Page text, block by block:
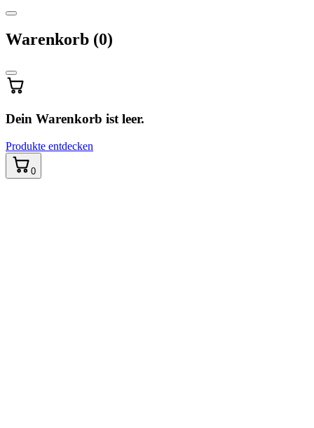
Warenkorb
wird
…
Warenkorb (0)
Dein Warenkorb ist leer.
Produkte entdecken
0